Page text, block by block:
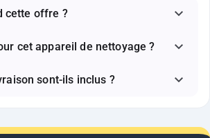
cette offre ?
cet appareil de nettoyage ?
sont-ils inclus ?